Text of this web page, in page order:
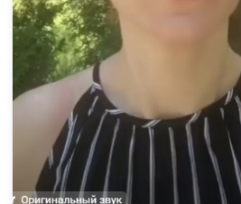
Политика конфиденциальности
Положение о членстве
Взносы
2025 Финансово-правовой клуб